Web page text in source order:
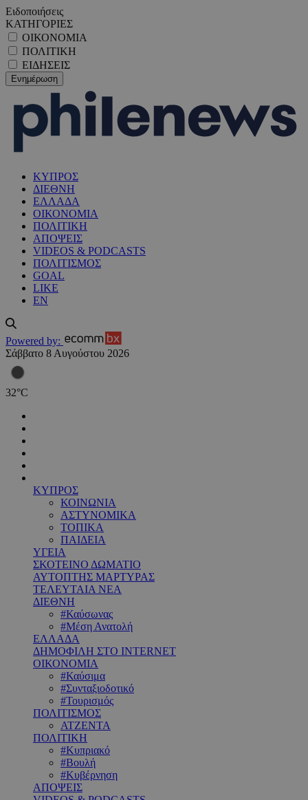
Ειδοποιήσεις
ΚΑΤΗΓΟΡΙΕΣ
ΟΙΚΟΝΟΜΙΑ
ΠΟΛΙΤΙΚΗ
ΕΙΔΗΣΕΙΣ
ΚΥΠΡΟΣ
ΔΙΕΘΝΗ
ΕΛΛΑΔΑ
ΟΙΚΟΝΟΜΙΑ
ΠΟΛΙΤΙΚΗ
ΑΠΟΨΕΙΣ
VIDEOS & PODCASTS
ΠΟΛΙΤΙΣΜΟΣ
GOAL
LIKE
EN
Powered by:
Σάββατο 8 Αυγούστου 2026
32°C
ΚΥΠΡΟΣ
ΚΟΙΝΩΝΙΑ
ΑΣΤΥΝΟΜΙΚΑ
ΤΟΠΙΚΑ
ΠΑΙΔΕΙΑ
ΥΓΕΙΑ
ΣΚΟΤΕΙΝΟ ΔΩΜΑΤΙΟ
ΑΥΤΟΠΤΗΣ ΜΑΡΤΥΡΑΣ
ΤΕΛΕΥΤΑΙΑ ΝΕΑ
ΔΙΕΘΝΗ
#Καύσωνας
#Μέση Ανατολή
ΕΛΛΑΔΑ
ΔΗΜΟΦΙΛΗ ΣΤΟ INTERNET
ΟΙΚΟΝΟΜΙΑ
#Καύσιμα
#Συνταξιοδοτικό
#Τουρισμός
ΠΟΛΙΤΙΣΜΟΣ
ΑΤΖΕΝΤΑ
ΠΟΛΙΤΙΚΗ
#Κυπριακό
#Βουλή
#Κυβέρνηση
ΑΠΟΨΕΙΣ